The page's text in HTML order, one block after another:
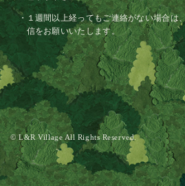
１週間以上経ってもご連絡がない場合は
信をお願いいたします。
© L&R Village All Rights Reserved.